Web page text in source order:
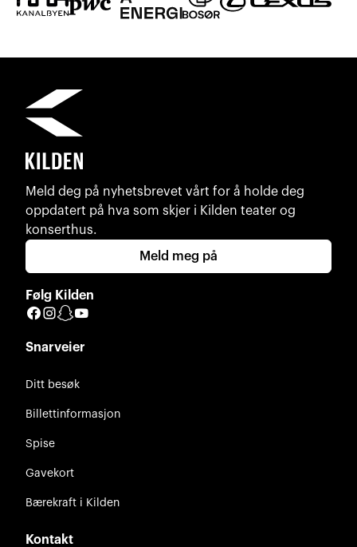
Meld deg på nyhetsbrevet vårt for å holde deg
oppdatert på hva som skjer i Kilden teater og
konserthus.
Meld meg på
Følg Kilden
Facebook
Instagram
Snapchat
Snarveier
Ditt besøk
Billettinformasjon
Spise
Gavekort
Bærekraft i Kilden
Kontakt